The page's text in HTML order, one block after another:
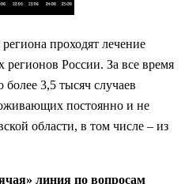
проходят лечение
России. За все время
3,5 тысяч случаев
постоянно и не
области, в том числе – из
линия по вопросам